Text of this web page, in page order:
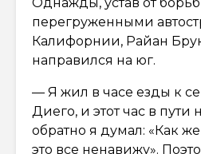
перегруженными
Калифорнии, Райан
направился на юг.
— Я жил в часе езды к
Диего, и этот час в пути
обратно я думал: «Как же
это все ненавижу».